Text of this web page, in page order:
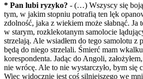
* Pan lubi ryzyko? - (…) Wszyscy się
tym, w jakim stopniu potrafią ten lęk
zdolność, jaka z wiekiem może słabnąć. Ja
w starym, rozklekotanym samolocie
strzelają. Ale wsiadłem do tego samolotu z
będą do niego strzelali. Śmierć mam
korespondenta. Jadąc do Angoli,
nie wrócę. Ale to nie wystarczyło, bym się
Więc widocznie jest coś silniejszego we